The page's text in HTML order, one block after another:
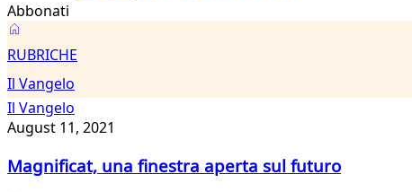
Abbonati
Il
Vangelo
RUBRICHE
Il Vangelo
Il Vangelo
August 11, 2021
Magnificat, una finestra aperta sul futuro